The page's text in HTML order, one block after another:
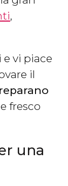
,
vi piace
il
fresco
una